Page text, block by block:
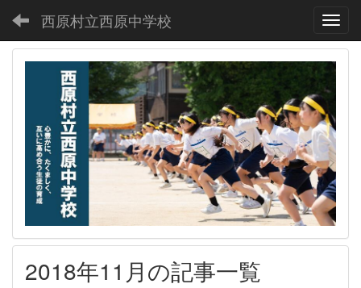
西原村立西原中学校
2018年11月の記事一覧